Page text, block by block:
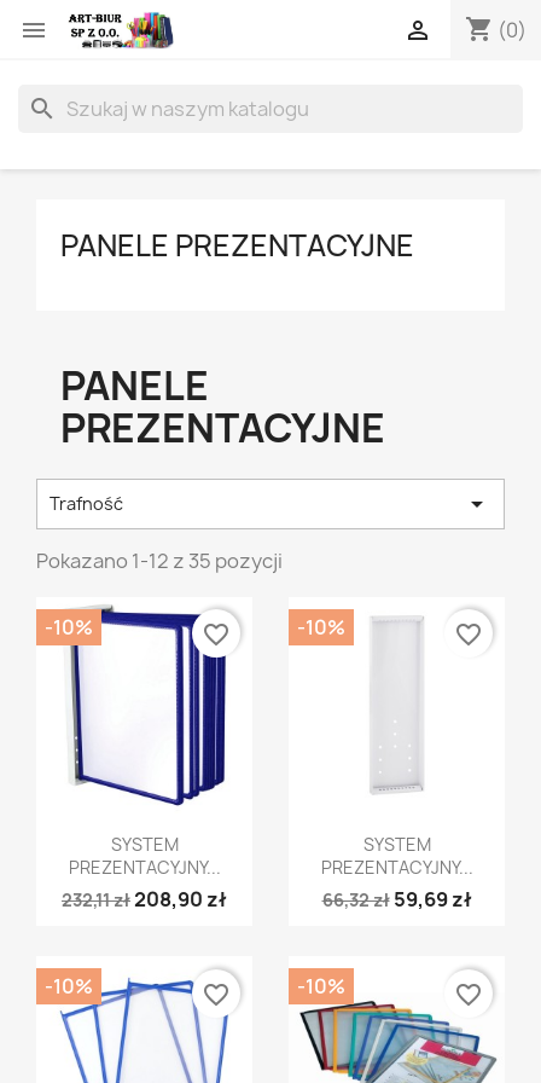
 shopping_cart (0)

search
PANELE PREZENTACYJNE
PANELE
PREZENTACYJNE
Trafność 
Pokazano 1-12 z 35 pozycji
Szybki podgląd
SYSTEM
PREZENTACYJNY...
232,11 zł208,90 zł
-10% favorite_border
Szybki podgląd
SYSTEM
PREZENTACYJNY...
66,32 zł 59,69 zł
-10% favorite_border
-10% favorite_border -10% favorite_border